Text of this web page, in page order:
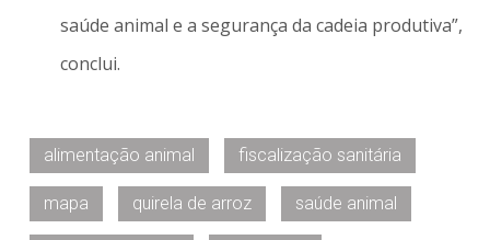
saúde animal e a segurança da cadeia produtiva”,
conclui.
alimentação animal fiscalização sanitária
mapa quirela de arroz saúde animal